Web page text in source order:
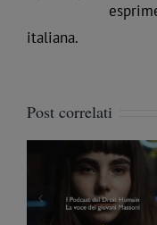
italiana.
Post correlati
Podcast